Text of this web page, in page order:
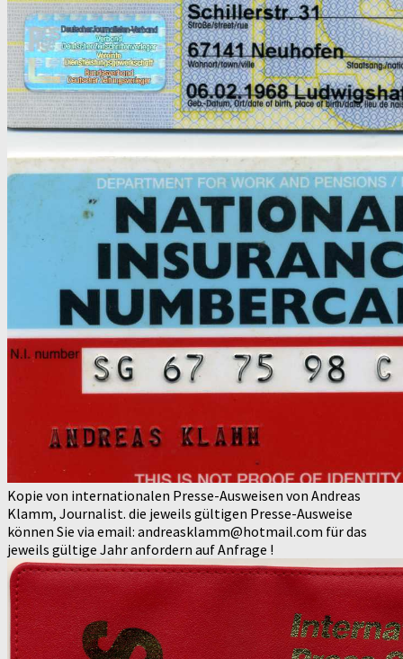
Kopie von internationalen Presse-Ausweisen von Andreas
Klamm, Journalist. die jeweils gültigen Presse-Ausweise
können Sie via email: andreasklamm@hotmail.com für das
jeweils gültige Jahr anfordern auf Anfrage !